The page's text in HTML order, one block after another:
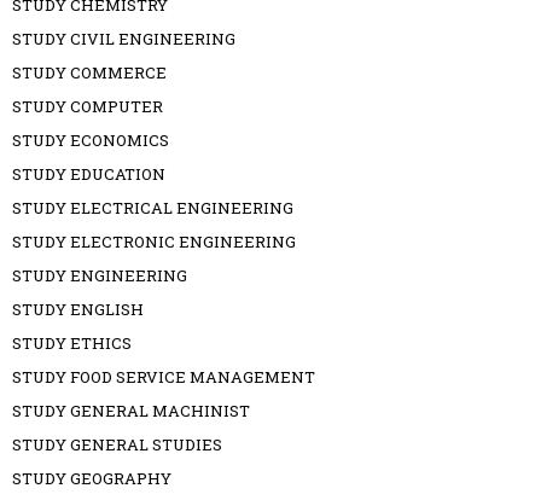
STUDY CHEMISTRY
STUDY CIVIL ENGINEERING
STUDY COMMERCE
STUDY COMPUTER
STUDY ECONOMICS
STUDY EDUCATION
STUDY ELECTRICAL ENGINEERING
STUDY ELECTRONIC ENGINEERING
STUDY ENGINEERING
STUDY ENGLISH
STUDY ETHICS
STUDY FOOD SERVICE MANAGEMENT
STUDY GENERAL MACHINIST
STUDY GENERAL STUDIES
STUDY GEOGRAPHY